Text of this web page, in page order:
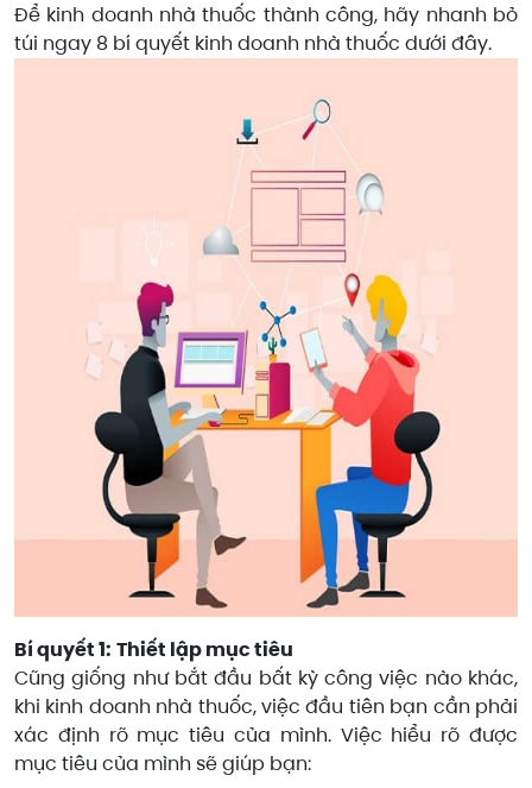
Để kinh doanh nhà thuốc thành công, hãy nhanh bỏ
túi ngay 8 bí quyết kinh doanh nhà thuốc dưới đây.
Bí quyết 1: Thiết lập mục tiêu
Cũng giống như bắt đầu bất kỳ công việc nào khác,
khi kinh doanh nhà thuốc, việc đầu tiên bạn cần phải
xác định rõ mục tiêu của mình. Việc hiểu rõ được
mục tiêu của mình sẽ giúp bạn: